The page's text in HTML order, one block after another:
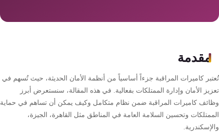
مقدمة
كاميرات المراقبة جزءاً أساسياً من أنظمة الأمان الحديثة، حيث تُسهم في
الأمان وإدارة الممتلكات بفعالية. في هذه المقالة، سنستعرض أبرز
كاميرات المراقبة ضمن نظام متكامل وكيف يمكن أن تساهم في حماية
وتحسين السلامة العامة في المناطق مثل القاهرة، الجيزة،
هوم
سيستم
حلول
أمنية
للشركات
والمصانع